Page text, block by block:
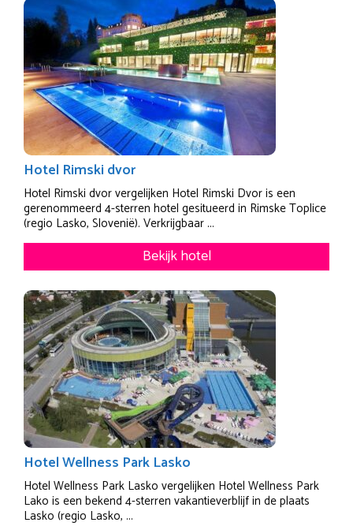
Hotel Rimski dvor
Hotel Rimski dvor vergelijken Hotel Rimski Dvor is een
gerenommeerd 4-sterren hotel gesitueerd in Rimske Toplice
(regio Lasko, Slovenië). Verkrijgbaar ...
Bekijk hotel
Hotel Wellness Park Lasko
Hotel Wellness Park Lasko vergelijken Hotel Wellness Park
Lako is een bekend 4-sterren vakantieverblijf in de plaats
Lasko (regio Lasko, ...